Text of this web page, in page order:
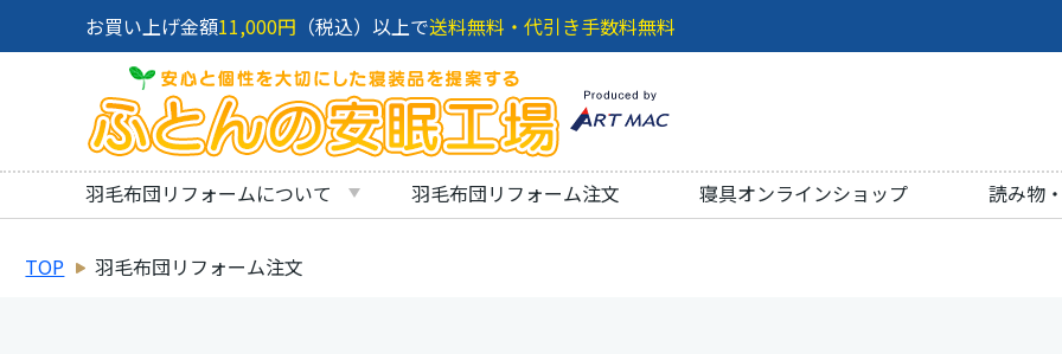
お買い上げ金額11,000円 （税込）以上で送料無料・代引き手数料無料
羽毛布団リフォームについて 羽毛布団リフォーム注文 寝具オンラインショップ 読み物
TOP 羽毛布団リフォーム注文